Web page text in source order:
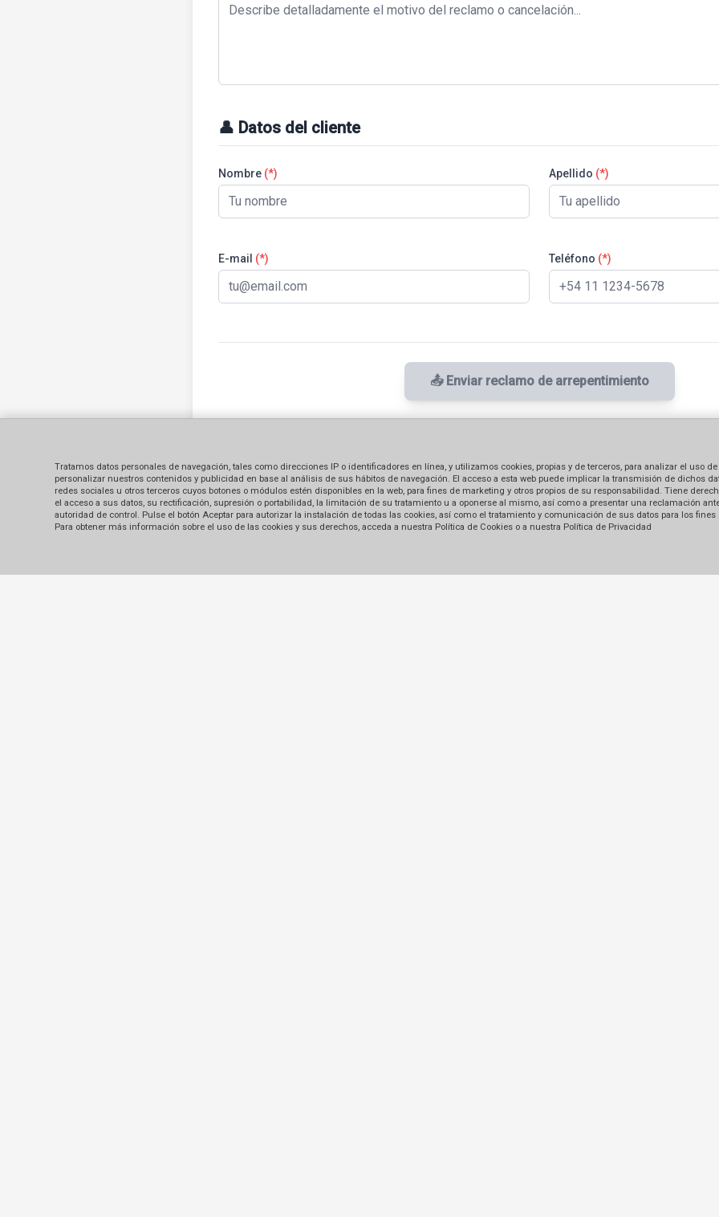
👤 Datos del cliente
Nombre (*) Apellido (*)
E-mail (*) Teléfono (*)
📤 Enviar reclamo de arrepentimiento
Tratamos datos personales de navegación, tales como direcciones IP o identificadores en línea, y utilizamos cookies, propias y de terceros, para analizar el uso de
personalizar nuestros contenidos y publicidad en base al análisis de sus hábitos de navegación. El acceso a esta web puede implicar la transmisión de dichos
redes sociales u otros terceros cuyos botones o módulos estén disponibles en la web, para fines de marketing y otros propios de su responsabilidad. Tiene
el acceso a sus datos, su rectificación, supresión o portabilidad, la limitación de su tratamiento u a oponerse al mismo, así como a presentar una reclamación
autoridad de control. Pulse el botón Aceptar para autorizar la instalación de todas las cookies, así como el tratamiento y comunicación de sus datos para los fines
Para obtener más información sobre el uso de las cookies y sus derechos, acceda a nuestra Política de Cookies o a nuestra Política de Privacidad